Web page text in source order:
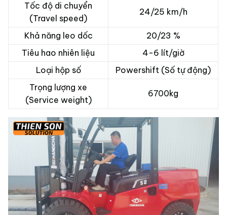
Tốc độ di chuyển
(Travel speed)
24/25 km/h
Khả năng leo dốc
20/23 %
Tiêu hao nhiên liệu
4-6 lít/giờ
Loại hộp số
Powershift (Số tự động)
Trọng lượng xe
(Service weight)
6700kg